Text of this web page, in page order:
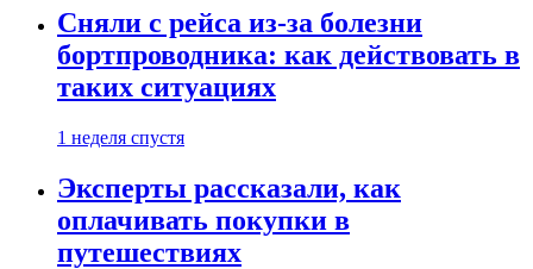
Сняли с рейса из-за болезни
бортпроводника: как действовать в
таких ситуациях
1 неделя спустя
Эксперты рассказали, как
оплачивать покупки в
путешествиях